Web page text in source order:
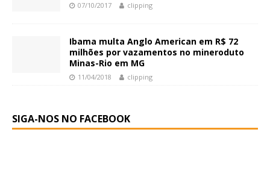
07/10/2017 clipping
Ibama multa Anglo American em R$ 72
milhões por vazamentos no mineroduto
Minas-Rio em MG
11/04/2018 clipping
SIGA-NOS NO FACEBOOK